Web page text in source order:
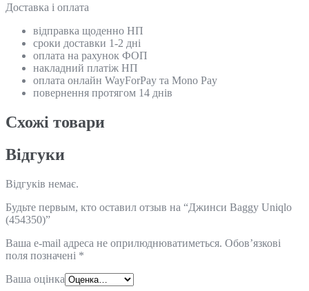
Доставка і оплата
відправка щоденно НП
сроки доставки 1-2 дні
оплата на рахунок ФОП
накладний платіж НП
оплата онлайн WayForPay та Mono Pay
повернення протягом 14 днів
Схожi товари
Відгуки
Відгуків немає.
Будьте первым, кто оставил отзыв на “Джинси Baggy Uniqlo
(454350)”
Ваша e-mail адреса не оприлюднюватиметься. Обов’язкові
поля позначені *
Ваша оцінка